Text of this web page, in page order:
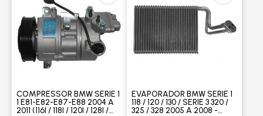
COMPRESSOR BMW SERIE 1
1 E81-E82-E87-E88 2004 A
2011 (116I / 118I / 120I / 128I /
EVAPORADOR BMW SERIE 1
118 / 120 / 130 / SERIE 3 320 /
325 / 328 2005 A 2008 -